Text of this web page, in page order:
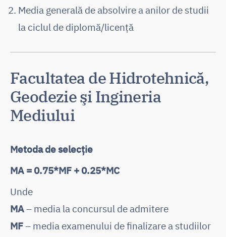
Media generală de absolvire a anilor de studii
la ciclul de diplomă/licență
Facultatea de Hidrotehnică,
Geodezie şi Ingineria
Mediului
Metoda de selecție
MA = 0.75*MF + 0.25*MC
Unde
MA– media la concursul de admitere
MF– media examenului de finalizare a studiilor